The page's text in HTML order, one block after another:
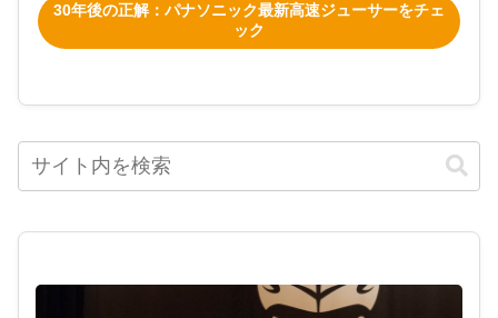
30年後の正解：パナソニック最新高速ジューサーをチェ
ック